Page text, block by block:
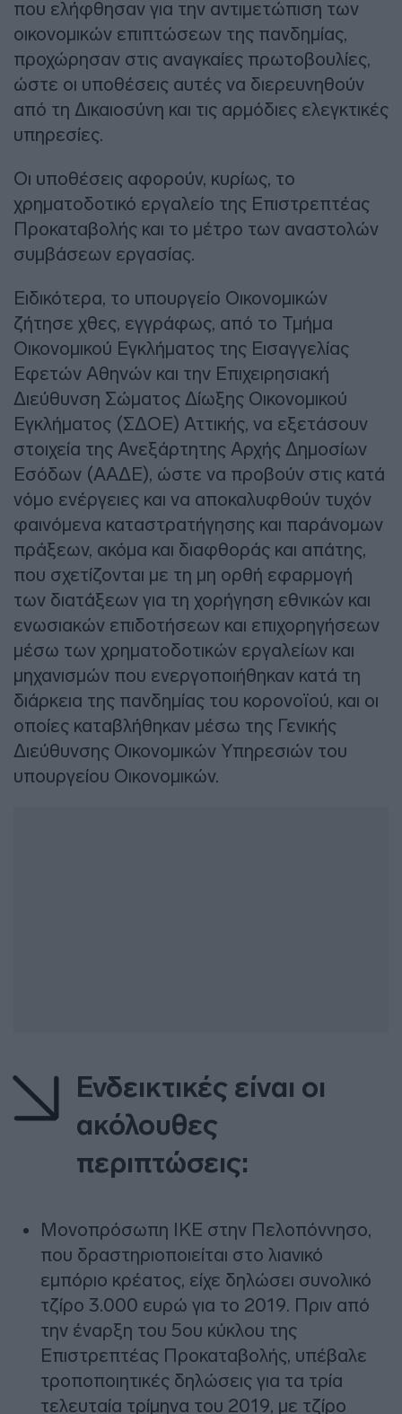
που ελήφθησαν για την αντιμετώπιση των
οικονομικών επιπτώσεων της πανδημίας,
προχώρησαν στις αναγκαίες πρωτοβουλίες,
ώστε οι υποθέσεις αυτές να διερευνηθούν
από τη Δικαιοσύνη και τις αρμόδιες ελεγκτικές
υπηρεσίες.
Οι υποθέσεις αφορούν, κυρίως, το
χρηματοδοτικό εργαλείο της Επιστρεπτέας
Προκαταβολής και το μέτρο των αναστολών
συμβάσεων εργασίας.
Ειδικότερα, το υπουργείο Οικονομικών
ζήτησε χθες, εγγράφως, από το Τμήμα
Οικονομικού Εγκλήματος της Εισαγγελίας
Εφετών Αθηνών και την Επιχειρησιακή
Διεύθυνση Σώματος Δίωξης Οικονομικού
Εγκλήματος (ΣΔΟΕ) Αττικής, να εξετάσουν
στοιχεία της Ανεξάρτητης Αρχής Δημοσίων
Εσόδων (ΑΑΔΕ), ώστε να προβούν στις κατά
νόμο ενέργειες και να αποκαλυφθούν τυχόν
φαινόμενα καταστρατήγησης και παράνομων
πράξεων, ακόμα και διαφθοράς και απάτης,
που σχετίζονται με τη μη ορθή εφαρμογή
των διατάξεων για τη χορήγηση εθνικών και
ενωσιακών επιδοτήσεων και επιχορηγήσεων
μέσω των χρηματοδοτικών εργαλείων και
μηχανισμών που ενεργοποιήθηκαν κατά τη
διάρκεια της πανδημίας του κορονοϊού, και οι
οποίες καταβλήθηκαν μέσω της Γενικής
Διεύθυνσης Οικονομικών Υπηρεσιών του
υπουργείου Οικονομικών.
Ενδεικτικές είναι οι
ακόλουθες
περιπτώσεις:
Μονοπρόσωπη ΙΚΕ στην Πελοπόννησο,
που δραστηριοποιείται στο λιανικό
εμπόριο κρέατος, είχε δηλώσει συνολικό
τζίρο 3.000 ευρώ για το 2019. Πριν από
την έναρξη του 5ου κύκλου της
Επιστρεπτέας Προκαταβολής, υπέβαλε
τροποποιητικές δηλώσεις για τα τρία
τελευταία τρίμηνα του 2019, με τζίρο